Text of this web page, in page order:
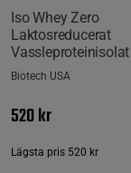
Iso Whey Zero
Laktosreducerat
Biotech USA
520 kr
Lägsta pris 520 kr